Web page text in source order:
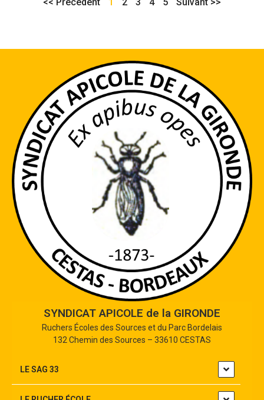
SYNDICAT APICOLE de la GIRONDE
Ruchers Écoles des Sources et du Parc Bordelais
132 Chemin des Sources – 33610 CESTAS
LE SAG 33